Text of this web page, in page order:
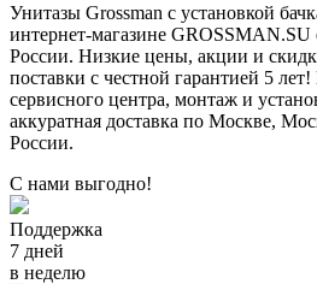
Унитазы Grossman с установкой
интернет-магазине
России. Низкие цены, акции и
поставки c честной гарантией 5
сервисного центра, монтаж и
аккуратная доставка по Москве,
России.
С нами выгодно!
Поддержка
7 дней
в неделю